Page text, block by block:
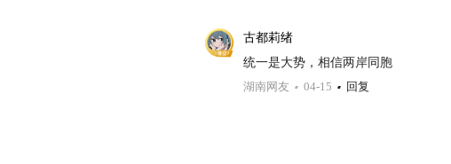
古都莉绪
统一是大势，相信两岸同胞
湖南网友
04-15 回复